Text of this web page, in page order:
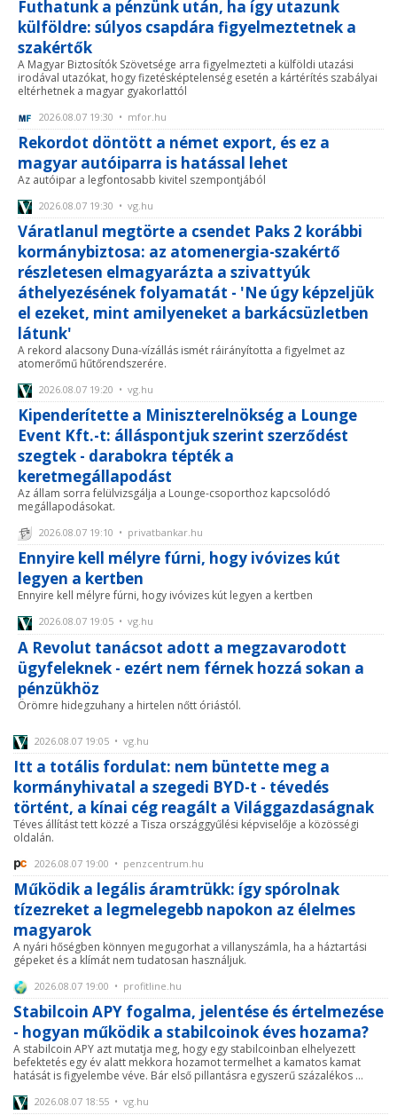
Futhatunk a pénzünk után, ha így utazunk
külföldre: súlyos csapdára figyelmeztetnek a
szakértők
A Magyar Biztosítók Szövetsége arra figyelmezteti a külföldi utazási
irodával utazókat, hogy fizetésképtelenség esetén a kártérítés szabályai
eltérhetnek a magyar gyakorlattól
2026.08.07 19:30 • mfor.hu
Rekordot döntött a német export, és ez a
magyar autóiparra is hatással lehet
Az autóipar a legfontosabb kivitel szempontjából
2026.08.07 19:30 • vg.hu
Váratlanul megtörte a csendet Paks 2 korábbi
kormánybiztosa: az atomenergia-szakértő
részletesen elmagyarázta a szivattyúk
áthelyezésének folyamatát - 'Ne úgy képzeljük
el ezeket, mint amilyeneket a barkácsüzletben
látunk'
A rekord alacsony Duna-vízállás ismét ráirányította a figyelmet az
atomerőmű hűtőrendszerére.
2026.08.07 19:20 • vg.hu
Kipenderítette a Miniszterelnökség a Lounge
Event Kft.-t: álláspontjuk szerint szerződést
szegtek - darabokra tépték a
keretmegállapodást
Az állam sorra felülvizsgálja a Lounge-csoporthoz kapcsolódó
megállapodásokat.
2026.08.07 19:10 • privatbankar.hu
Ennyire kell mélyre fúrni, hogy ivóvizes kút
legyen a kertben
Ennyire kell mélyre fúrni, hogy ivóvizes kút legyen a kertben
2026.08.07 19:05 • vg.hu
A Revolut tanácsot adott a megzavarodott
ügyfeleknek - ezért nem férnek hozzá sokan a
pénzükhöz
Örömre hidegzuhany a hirtelen nőtt óriástól.
2026.08.07 19:05 • vg.hu
Itt a totális fordulat: nem büntette meg a
kormányhivatal a szegedi BYD-t - tévedés
történt, a kínai cég reagált a Világgazdaságnak
Téves állítást tett közzé a Tisza országgyűlési képviselője a közösségi
oldalán.
2026.08.07 19:00 • penzcentrum.hu
Működik a legális áramtrükk: így spórolnak
tízezreket a legmelegebb napokon az élelmes
magyarok
A nyári hőségben könnyen megugorhat a villanyszámla, ha a háztartási
gépeket és a klímát nem tudatosan használjuk.
2026.08.07 19:00 • profitline.hu
Stabilcoin APY fogalma, jelentése és értelmezése
- hogyan működik a stabilcoinok éves hozama?
A stabilcoin APY azt mutatja meg, hogy egy stabilcoinban elhelyezett
befektetés egy év alatt mekkora hozamot termelhet a kamatos kamat
hatását is figyelembe véve. Bár első pillantásra egyszerű százalékos ...
2026.08.07 18:55 • vg.hu